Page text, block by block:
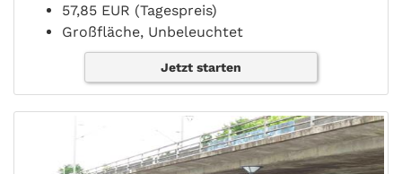
57,85 EUR (Tagespreis)
Großfläche, Unbeleuchtet
Jetzt starten